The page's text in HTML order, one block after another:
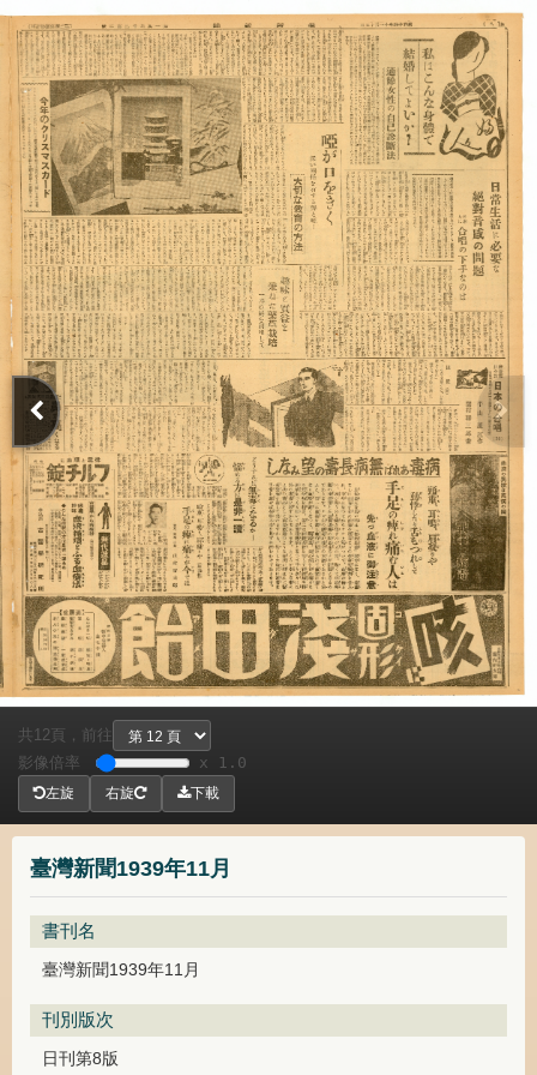
臺灣新聞1939年11月
書刊名
臺灣新聞1939年11月
刊別版次
日刊第8版
共 12頁，
前往
影像倍率
x 1.0
左旋 右旋 下載